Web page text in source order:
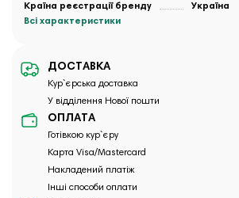
Країна реєстрації бренду
Україна
Всі характеристики
ДОСТАВКА
Кур`єрська доставка
У відділення Нової пошти
ОПЛАТА
Готівкою кур`єру
Карта Visa/Mastercard
Накладений платіж
Інші способи оплати